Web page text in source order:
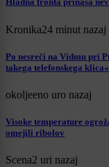
Kronika24 minut nazaj
Po nesreči na Vidmu pri
takega telefonskega klica«
okoljeeno uro nazaj
Visoke temperature
omejili ribolov
Scena2 uri nazaj